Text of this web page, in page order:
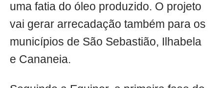
uma fatia do óleo produzido. O projeto
vai gerar arrecadação também para os
municípios de São Sebastião, Ilhabela
e Cananeia.